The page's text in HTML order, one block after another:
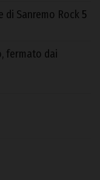
di Sanremo Rock 5
fermato dai